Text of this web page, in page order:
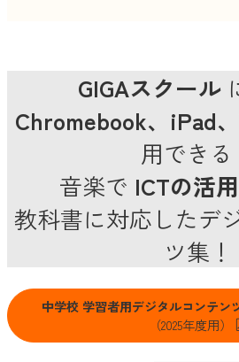
GIGAスクール
Chromebook、iPad
用できる
音楽で ICTの活用
教科書に対応したデ
ツ集！
中学校 学習者用デジタルコンテン
（2025年度用）